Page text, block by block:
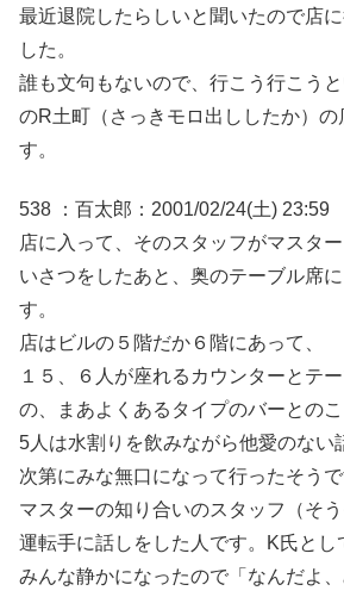
最近退院したらしいと聞いたので店
した。
誰も文句もないので、行こう行こう
のR土町（さっきモロ出ししたか）
す。
538 ：百太郎：2001/02/24(土) 23:59
店に入って、そのスタッフがマスタ
いさつをしたあと、奥のテーブル席
す。
店はビルの５階だか６階にあって、
１５、６人が座れるカウンターとテ
の、まあよくあるタイプのバーとのこ
5人は水割りを飲みながら他愛のない
次第にみな無口になって行ったそうで
マスターの知り合いのスタッフ（そ
運転手に話しをした人です。K氏とし
みんな静かになったので「なんだよ